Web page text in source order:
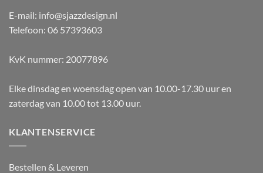
E-mail: info@sjazzdesign.nl
Telefoon: 06 57393603
KvK nummer: 20077896
Elke dinsdag en woensdag open van 10.00-17.30 uur en
zaterdag van 10.00 tot 13.00 uur.
KLANTENSERVICE
Bestellen & Leveren